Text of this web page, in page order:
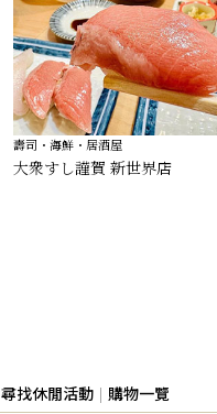
壽司・海鮮・居酒屋
大衆すし謹賀 新世界店
尋找休閒活動 購物一覽